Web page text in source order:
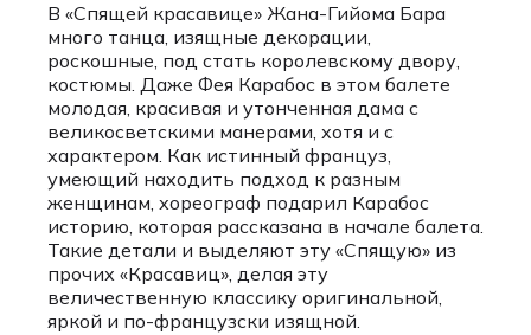
В «Спящей красавице» Жана-Гийома Бара
много танца, изящные декорации,
роскошные, под стать королевскому двору,
костюмы. Даже Фея Карабос в этом балете
молодая, красивая и утонченная дама с
великосветскими манерами, хотя и с
характером. Как истинный француз,
умеющий находить подход к разным
женщинам, хореограф подарил Карабос
историю, которая рассказана в начале балета.
Такие детали и выделяют эту «Спящую» из
прочих «Красавиц», делая эту
величественную классику оригинальной,
яркой и по-французски изящной.